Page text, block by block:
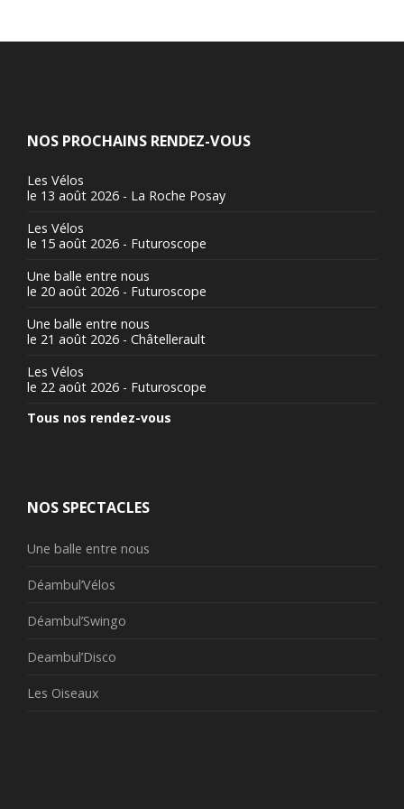
NOS PROCHAINS RENDEZ-VOUS
Les Vélos
le 13 août 2026 - La Roche Posay
Les Vélos
le 15 août 2026 - Futuroscope
Une balle entre nous
le 20 août 2026 - Futuroscope
Une balle entre nous
le 21 août 2026 - Châtellerault
Les Vélos
le 22 août 2026 - Futuroscope
Tous nos rendez-vous
NOS SPECTACLES
Une balle entre nous
Déambul’Vélos
Déambul’Swingo
Deambul’Disco
Les Oiseaux